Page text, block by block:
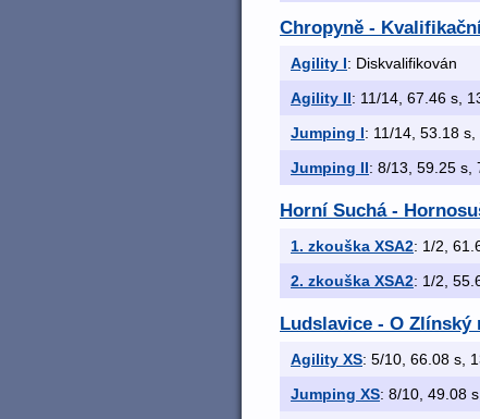
Chropyně -
Agility I: Diskvalifikován
Agility II: 11/14, 67.46 s,
Jumping I: 11/14, 53.18
Jumping II: 8/13, 59.25 s,
Horní Suchá -
1. zkouška XSA2: 1/2,
2. zkouška XSA2: 1/2,
Ludslavice - O Zlínský
Agility XS: 5/10, 66.08 s,
Jumping XS: 8/10, 49.08